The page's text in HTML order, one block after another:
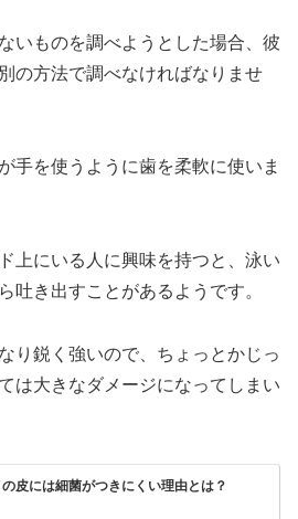
いものを調べようとした場合、彼
の方法で調べなければなりませ
手を使うように歯を柔軟に使いま
上にいる人に興味を持つと、泳い
吐き出すことがあるようです。
り鋭く強いので、ちょっとかじっ
は大きなダメージになってしまい
皮には細菌がつきにくい理由とは？